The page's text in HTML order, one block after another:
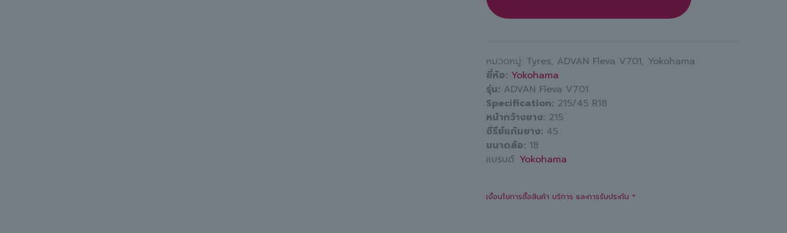
หมวดหมู่: Tyres, ADVAN Fleva V701, Yokohama
ยี่ห้อ Yokohama
รุ่น ADVAN Fleva V701
Specification 215/45 R18
หน้ากว้างยาง 215
ซีรีย์แก้มยาง 45
ขนาดล้อ 18
แบรนด์: Yokohama
เงื่อนไขการซื้อสินค้า บริการ และการรับประกัน *